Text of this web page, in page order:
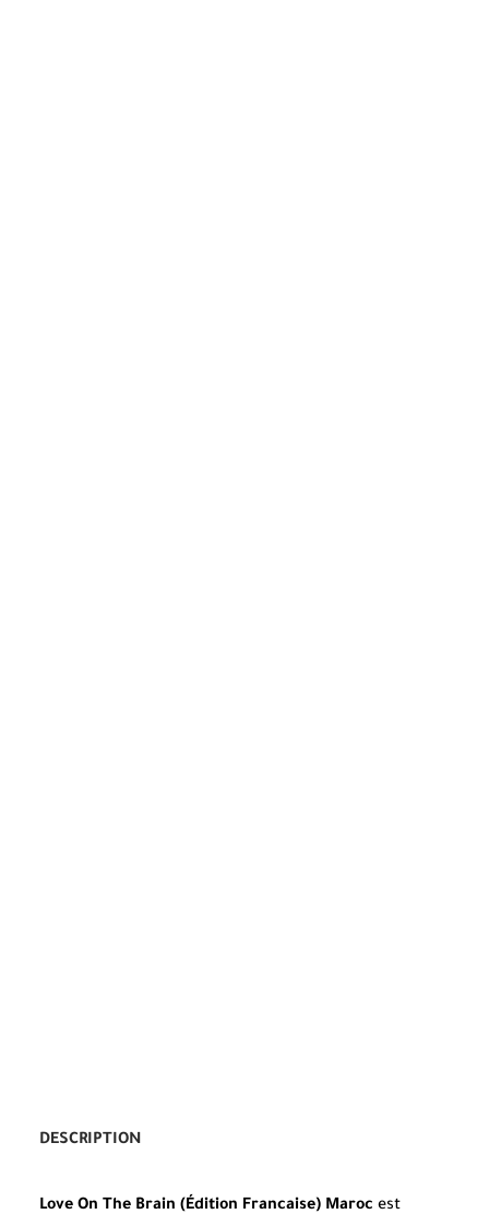
DESCRIPTION
Love On The Brain (Édition Francaise) Maroc est